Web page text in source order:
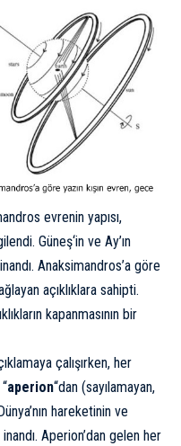
evrenin yapısı,
Güneş‘in ve Ay’ın
Anaksimandros’a göre
açıklıklara sahipti.
kapanmasının bir
çalışırken, her
aperion“dan (sayılamayan,
hareketinin ve
Aperion’dan gelen her